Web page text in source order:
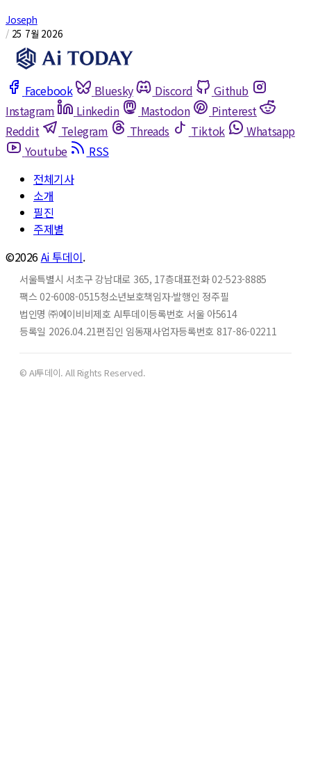
Joseph
/ 25 7월 2026
Facebook Bluesky Discord
Github
Instagram
Linkedin Mastodon
Pinterest
Reddit
Telegram Threads Tiktok
Whatsapp
Youtube
RSS
전체기사
소개
필진
주제별
©2026Ai 투데이.
서울특별시 서초구 강남대로 365, 17층대표전화 02-523-8885
팩스 02-6008-0515청소년보호책임자·발행인 정주필
법인명 ㈜에이비비제호 AI투데이등록번호 서울 아5614
등록일 2026.04.21편집인 임동재사업자등록번호 817-86-02211
© AI투데이. All Rights Reserved.